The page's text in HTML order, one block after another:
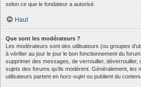
selon ce que le fondateur a autorisé.
Haut
Que sont les modérateurs ?
Les modérateurs sont des utilisateurs (ou groupes
à vérifier au jour le jour le bon fonctionnement du
supprimer des messages, de verrouiller, déverrouiller,
sujets des forums qu’ils modèrent. Généralement, les
utilisateurs partent en hors-sujetou publient du